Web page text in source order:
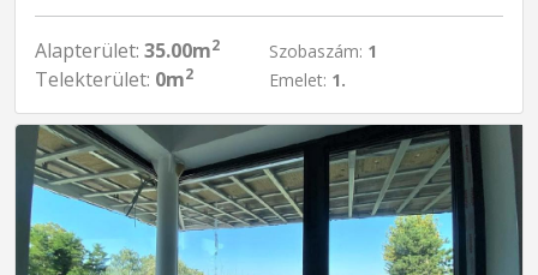
Alapterület: 35.00m2
Telekterület: 0m2
Szobaszám: 1
Emelet: 1.